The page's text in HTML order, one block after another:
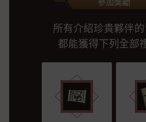
所有介紹珍貴夥伴
都能獲得下列全部